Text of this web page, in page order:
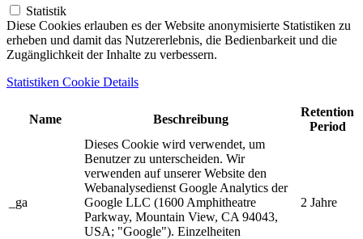
Statistik
Diese Cookies erlauben es der Website anonymisierte Statistiken zu
erheben und damit das Nutzererlebnis, die Bedienbarkeit und die
Zugänglichkeit der Inhalte zu verbessern.
Statistiken Cookie Details
Name Beschreibung
Retention
Period
_ga
Dieses Cookie wird verwendet, um
Benutzer zu unterscheiden. Wir
verwenden auf unserer Website den
Webanalysedienst Google Analytics der
Google LLC (1600 Amphitheatre
Parkway, Mountain View, CA 94043,
USA; "Google"). Einzelheiten
2 Jahre